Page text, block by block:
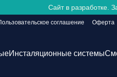
Сайт в разработке.
соглашение Оферта
Инсталяционные системы